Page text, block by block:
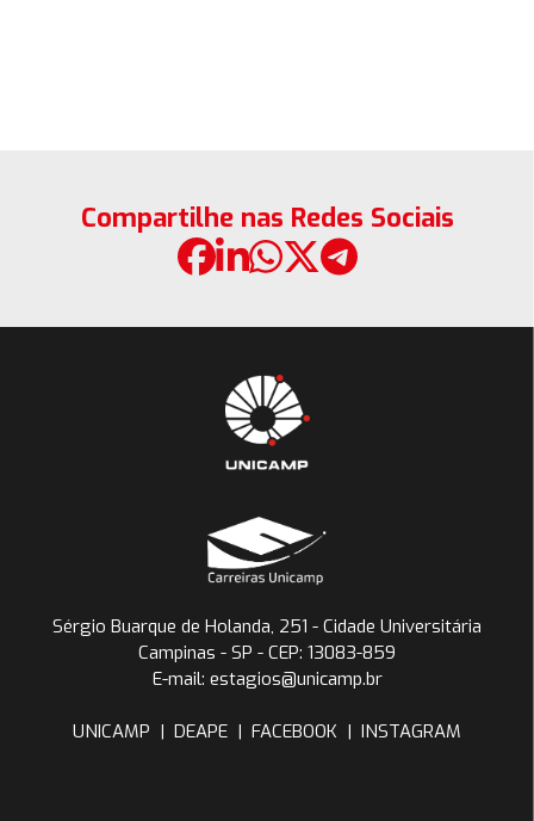
Compartilhe nas Redes Sociais
Sérgio Buarque de Holanda, 251 - Cidade Universitária
Campinas - SP - CEP: 13083-859
E-mail: estagios@unicamp.br
UNICAMP | DEAPE | FACEBOOK | INSTAGRAM